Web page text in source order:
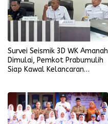
Survei Seismik 3D WK Amanah
Dimulai, Pemkot Prabumulih
Siap Kawal Kelancaran